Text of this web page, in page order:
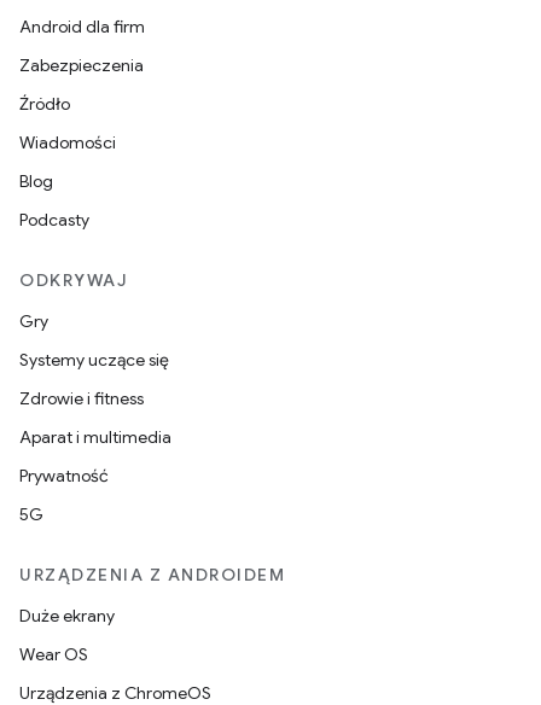
Android dla firm
Zabezpieczenia
Źródło
Wiadomości
Blog
Podcasty
ODKRYWAJ
Gry
Systemy uczące się
Zdrowie i fitness
Aparat i multimedia
Prywatność
5G
URZĄDZENIA Z ANDROIDEM
Duże ekrany
Wear OS
Urządzenia z ChromeOS